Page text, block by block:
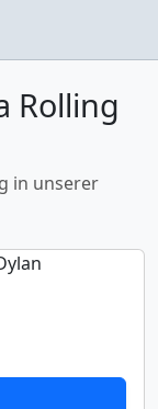
Rolling
in unserer